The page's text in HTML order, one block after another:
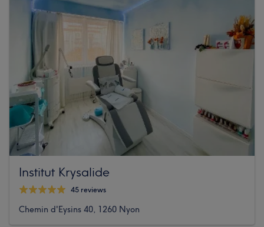
Institut Krysalide
45 reviews
Chemin d'Eysins 40, 1260 Nyon